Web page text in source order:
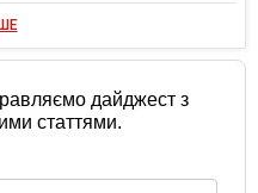
дайджест з
статтями.